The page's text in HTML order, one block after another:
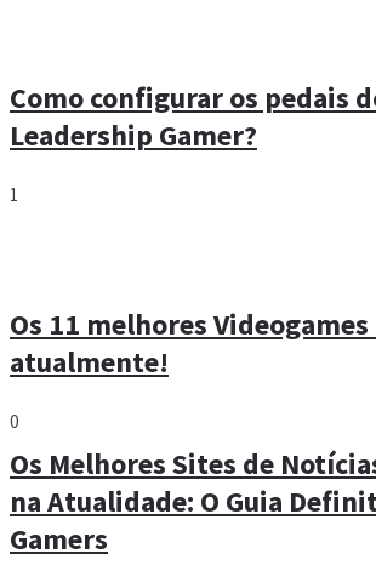
Como configurar os pedais
Leadership Gamer?
1
Os 11 melhores Videogames
atualmente!
0
Os Melhores Sites de
na Atualidade: O Guia
Gamers